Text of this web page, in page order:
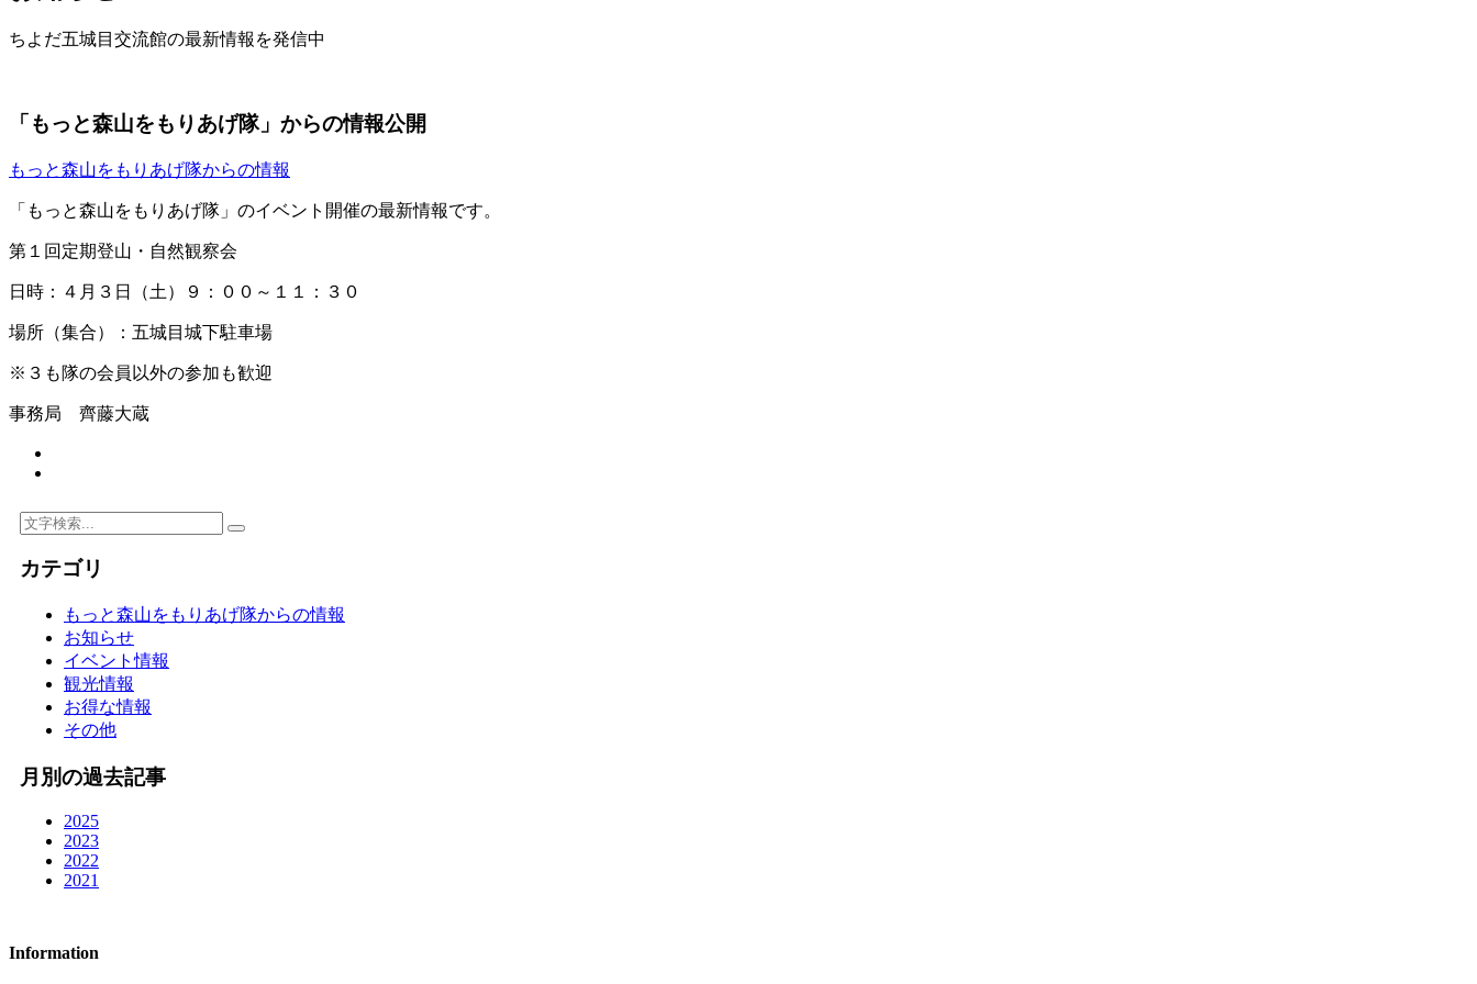
ちよだ五城目交流館の最新情報を発信中
「もっと森山をもりあげ隊」からの情報公開
もっと森山をもりあげ隊からの情報
「もっと森山をもりあげ隊」のイベント開催の最新情報です。
第１回定期登山・自然観察会
日時：４月３日（土）９：００～１１：３０
場所（集合）：五城目城下駐車場
※３も隊の会員以外の参加も歓迎
事務局 齊藤大蔵
カテゴリ
もっと森山をもりあげ隊からの情報
お知らせ
イベント情報
観光情報
お得な情報
その他
月別の過去記事
2025
2023
2022
2021
Information